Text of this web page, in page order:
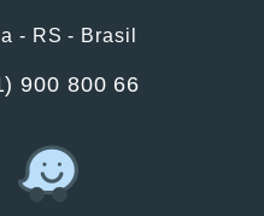
- RS - Brasil
900 800 66